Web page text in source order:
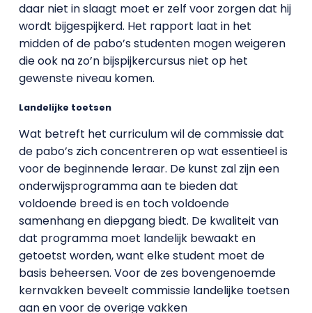
daar niet in slaagt moet er zelf voor zorgen dat hij
wordt bijgespijkerd. Het rapport laat in het
midden of de pabo’s studenten mogen weigeren
die ook na zo’n bijspijkercursus niet op het
gewenste niveau komen.
Landelijke toetsen
Wat betreft het curriculum wil de commissie dat
de pabo’s zich concentreren op wat essentieel is
voor de beginnende leraar. De kunst zal zijn een
onderwijsprogramma aan te bieden dat
voldoende breed is en toch voldoende
samenhang en diepgang biedt. De kwaliteit van
dat programma moet landelijk bewaakt en
getoetst worden, want elke student moet de
basis beheersen. Voor de zes bovengenoemde
kernvakken beveelt commissie landelijke toetsen
aan en voor de overige vakken